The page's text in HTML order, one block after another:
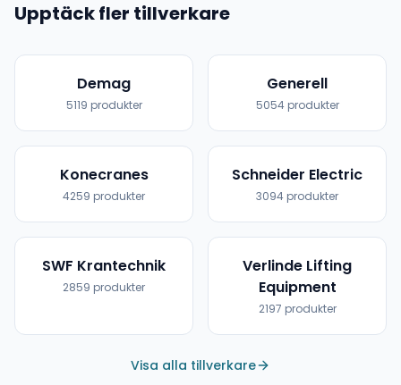
Upptäck fler tillverkare
Demag
5119 produkter
Generell
5054produkter
Konecranes
4259 produkter
Schneider Electric
3094 produkter
SWF Krantechnik
2859 produkter
Verlinde Lifting
Equipment
2197 produkter
Visa alla tillverkare